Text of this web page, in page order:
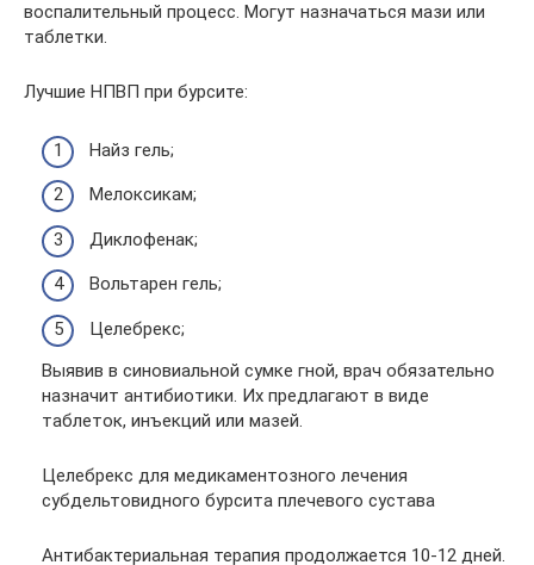
воспалительный процесс. Могут назначаться мази или
таблетки.
Лучшие НПВП при бурсите:
Найз гель;
Мелоксикам;
Диклофенак;
Вольтарен гель;
Целебрекс;
Выявив в синовиальной сумке гной, врач обязательно
назначит антибиотики. Их предлагают в виде
таблеток, инъекций или мазей.
Целебрекс для медикаментозного лечения
субдельтовидного бурсита плечевого сустава
Антибактериальная терапия продолжается 10-12 дней.